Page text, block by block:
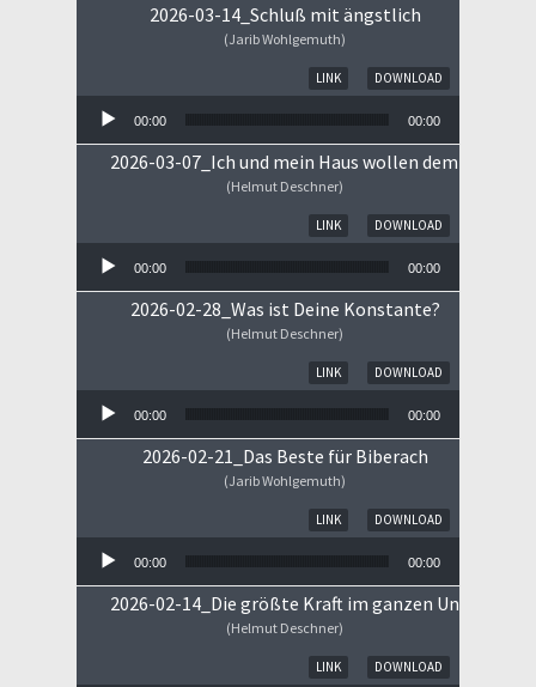
2026-03-14_Schluß mit ängstlich
(Jarib Wohlgemuth)
DOWNLOAD
LINK
00:00 00:00
2026-03-07_Ich und mein Haus wollen dem HERRN
(Helmut Deschner)
DOWNLOAD
LINK
00:00 00:00
2026-02-28_Was ist Deine Konstante?
(Helmut Deschner)
DOWNLOAD
LINK
00:00 00:00
2026-02-21_Das Beste für Biberach
(Jarib Wohlgemuth)
DOWNLOAD
LINK
00:00 00:00
2026-02-14_Die größte Kraft im ganzen Universum
(Helmut Deschner)
DOWNLOAD
LINK